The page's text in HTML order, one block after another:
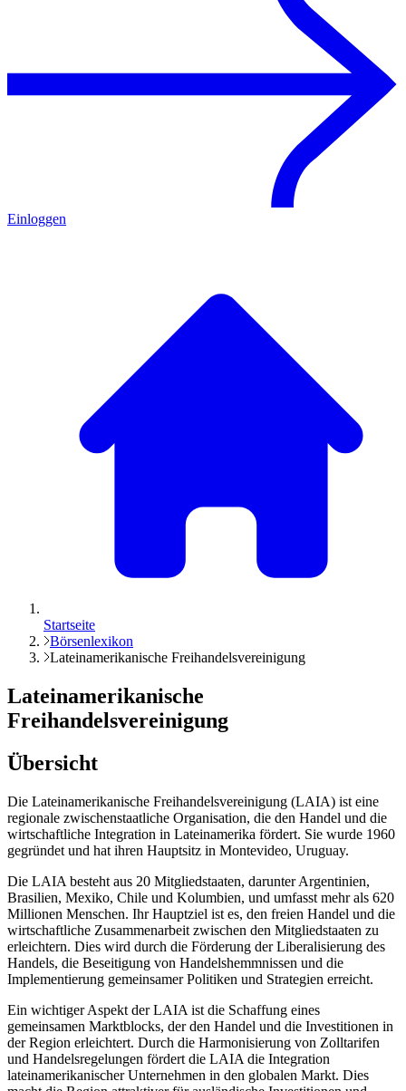
Einloggen
Startseite
Börsenlexikon
Lateinamerikanische Freihandelsvereinigung
Lateinamerikanische
Freihandelsvereinigung
Übersicht
Die Lateinamerikanische Freihandelsvereinigung (LAIA) ist eine
regionale zwischenstaatliche Organisation, die den Handel und die
wirtschaftliche Integration in Lateinamerika fördert. Sie wurde 1960
gegründet und hat ihren Hauptsitz in Montevideo, Uruguay.
Die LAIA besteht aus 20 Mitgliedstaaten, darunter Argentinien,
Brasilien, Mexiko, Chile und Kolumbien, und umfasst mehr als 620
Millionen Menschen. Ihr Hauptziel ist es, den freien Handel und die
wirtschaftliche Zusammenarbeit zwischen den Mitgliedstaaten zu
erleichtern. Dies wird durch die Förderung der Liberalisierung des
Handels, die Beseitigung von Handelshemmnissen und die
Implementierung gemeinsamer Politiken und Strategien erreicht.
Ein wichtiger Aspekt der LAIA ist die Schaffung eines
gemeinsamen Marktblocks, der den Handel und die Investitionen in
der Region erleichtert. Durch die Harmonisierung von Zolltarifen
und Handelsregelungen fördert die LAIA die Integration
lateinamerikanischer Unternehmen in den globalen Markt. Dies